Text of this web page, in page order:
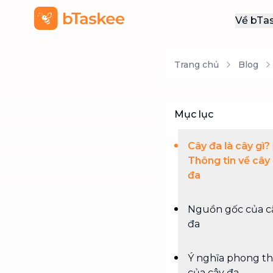
Về
Trang chủ Blog
Mục lục
Cây đa là cây gì?
Thông tin về cây
đa
Nguồn gốc của
đa
Ý nghĩa phong